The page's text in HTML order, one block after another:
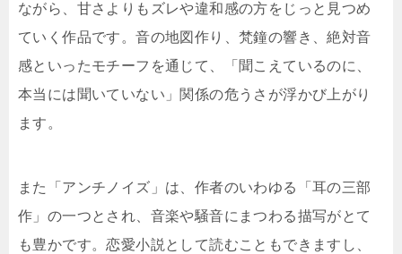
ながら、甘さよりもズレや違和感の方をじっと見つめ
ていく作品です。音の地図作り、梵鐘の響き、絶対音
感といったモチーフを通じて、「聞こえているのに、
本当には聞いていない」関係の危うさが浮かび上がり
ます。
また「アンチノイズ」は、作者のいわゆる「耳の三部
作」の一つとされ、音楽や騒音にまつわる描写がとて
も豊かです。恋愛小説として読むこともできますし、